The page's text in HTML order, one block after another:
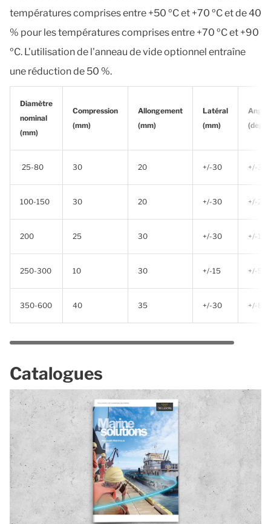
températures comprises entre +50 ºC et +70 ºC et de 40
% pour les températures comprises entre +70 ºC et +90
ºC. L'utilisation de l'anneau de vide optionnel entraîne
une réduction de 50 %.
Diamètre
nominal
(mm)
Compression
(mm)
Allongement
(mm)
Latéral
(mm)
25-80 30 20 +/-30 +/-30
100-150 30 20 +/-30 +/-20
200 25 30 +/-30 +/-10
250-300 10 30 +/-15 +/-5
350-600 40 35 +/-30 +/-8
Catalogues